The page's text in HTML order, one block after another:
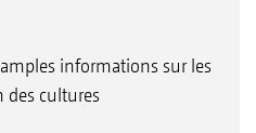
informations sur les
des cultures